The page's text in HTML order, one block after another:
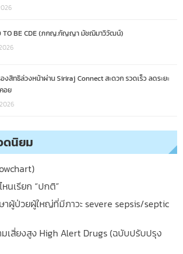
TO BE CDE (ภกญ.กัญญา มัชฌิมาวิวัฒน์)
งสิทธิล่วงหน้าผ่าน Siriraj Connect สะดวก รวดเร็ว ลดระยะ
อย
ดนิยม
นเรียก “ปกติ”
าผู้ป่วยผู้ใหญ่ที่มีภาวะ severe sepsis/septic
เสี่ยงสูง High Alert Drugs (ฉบับปรับปรุง